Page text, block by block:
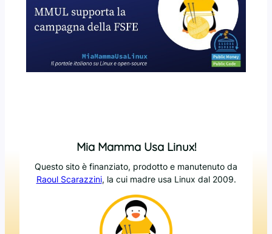
Mia Mamma Usa Linux!
Questo sito è finanziato, prodotto e manutenuto da
Raoul Scarazzini, la cui madre usa Linux dal 2009.